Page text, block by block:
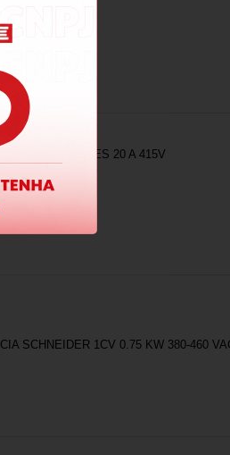
ISW 2 POLES 20 A 415V
SCHNEIDER 1CV 0.75 KW 380-460